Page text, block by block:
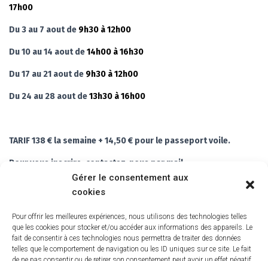
Gérer le consentement aux
cookies
Pour offrir les meilleures expériences, nous utilisons des technologies telles
que les cookies pour stocker et/ou accéder aux informations des appareils. Le
fait de consentir à ces technologies nous permettra de traiter des données
telles que le comportement de navigation ou les ID uniques sur ce site. Le fait
17h00
Du 3 au 7 aout de 9h30 à 12h00
Du 10 au 14 aout de14h00 à 16h30
Du 17 au 21 aout de 9h30 à 12h00
Du 24 au 28 aout de13h30 à 16h00
TARIF 138 € la semaine + 14,50 € pour le passeport voile.
Pour vous inscrire, contactez-nous par mail
contact@cvdieppe.fr pour réserver votre place et vous
pouvez réserver en ligne grâce au bouton ci-dessous.
Réservez en ligne